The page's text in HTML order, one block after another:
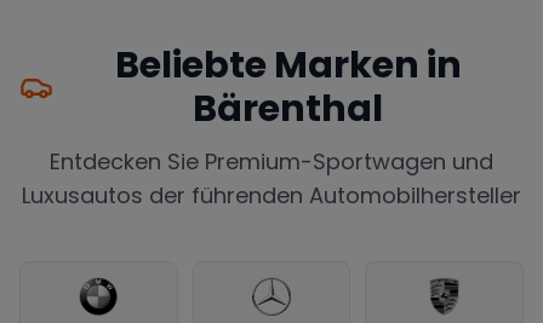
Beliebte Marken in
Bärenthal
Entdecken Sie Premium-Sportwagen und
Luxusautos der führenden Automobilhersteller